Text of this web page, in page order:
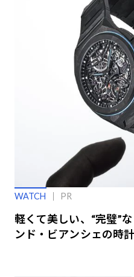
WATCH PR
軽くて美しい、“完璧”
ンド・ビアンシェの時